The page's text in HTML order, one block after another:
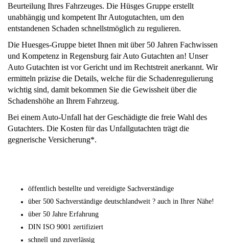
Beurteilung Ihres Fahrzeuges. Die Hüsges Gruppe erstellt
unabhängig und kompetent Ihr Autogutachten, um den
entstandenen Schaden schnellstmöglich zu regulieren.
Die Huesges-Gruppe bietet Ihnen mit über 50 Jahren Fachwissen
und Kompetenz in Regensburg fair Auto Gutachten an! Unser
Auto Gutachten ist vor Gericht und im Rechtstreit anerkannt. Wir
ermitteln präzise die Details, welche für die Schadenregulierung
wichtig sind, damit bekommen Sie die Gewissheit über die
Schadenshöhe an Ihrem Fahrzeug.
Bei einem Auto-Unfall hat der Geschädigte die freie Wahl des
Gutachters. Die Kosten für das Unfallgutachten trägt die
gegnerische Versicherung*.
öffentlich bestellte und vereidigte Sachverständige
über 500 Sachverständige deutschlandweit ? auch in Ihrer Nähe!
über 50 Jahre Erfahrung
DIN ISO 9001 zertifiziert
schnell und zuverlässig